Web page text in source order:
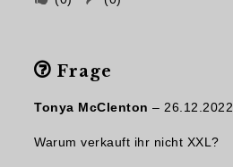
wenn
war
wenn
dies
hilfreich
Frage
Tonya McClenton – 26.12.2022.
Warum verkauft ihr nicht XXL?